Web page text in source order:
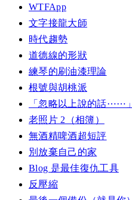
WTFApp
文字接龍大師
時代趨勢
道德線的形狀
練琴的刷油漆理論
根號與胡桃派
「忽略以上說的話⋯⋯」
老照片 2（相簿）
無酒精啤酒超短評
別放棄自己的家
Blog 是最佳復仇工具
反壓縮